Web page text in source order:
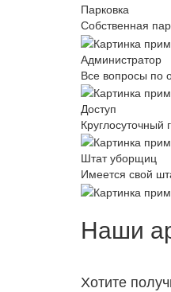
Парковка
Собственная
Администратор
Все вопросы по
Доступ
Круглосуточный
Штат уборщиц
Имеется свой
Наши
Хотите